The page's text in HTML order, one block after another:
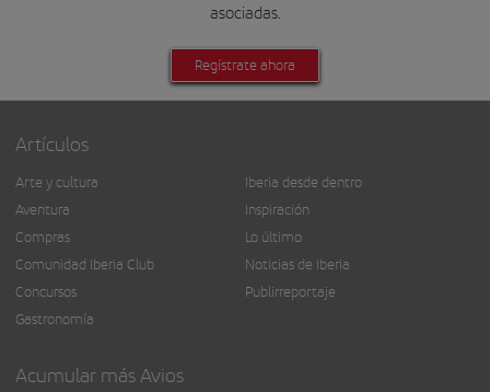
asociadas.
Regístrate ahora
Artículos
Arte y cultura
Aventura
Compras
Comunidad Iberia Club
Concursos
Gastronomía
Iberia desde dentro
Inspiración
Lo último
Noticias de Iberia
Publirreportaje
Acumular más Avios